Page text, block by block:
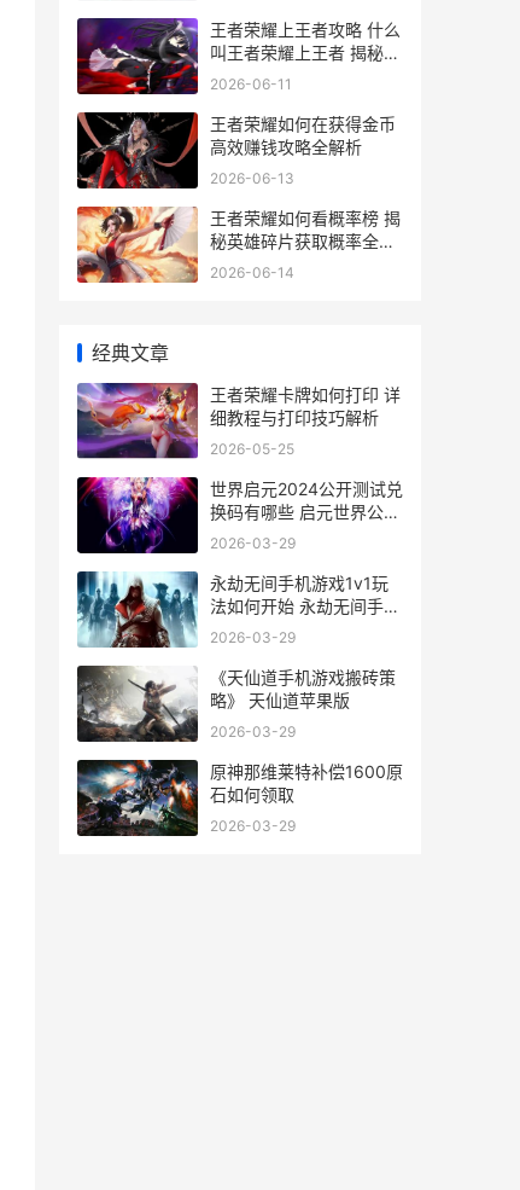
王者荣耀上王者攻略 什么
叫王者荣耀上王者 揭秘成
为高手的秘诀
2026-06-11
王者荣耀如何在获得金币
高效赚钱攻略全解析
2026-06-13
王者荣耀如何看概率榜 揭
秘英雄碎片获取概率全攻
略
2026-06-14
经典文章
王者荣耀卡牌如何打印 详
细教程与打印技巧解析
2026-05-25
世界启元2024公开测试兑
换码有哪些 启元世界公司
有发展么
2026-03-29
永劫无间手机游戏1v1玩
法如何开始 永劫无间手机
游戏中心的账号如何迁移
2026-03-29
《天仙道手机游戏搬砖策
略》 天仙道苹果版
2026-03-29
原神那维莱特补偿1600原
石如何领取
2026-03-29